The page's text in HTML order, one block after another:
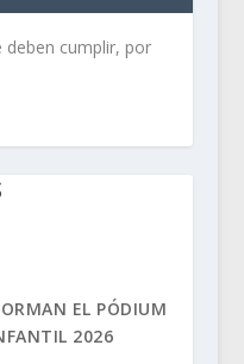
deben cumplir, por
EL PÓDIUM
2026